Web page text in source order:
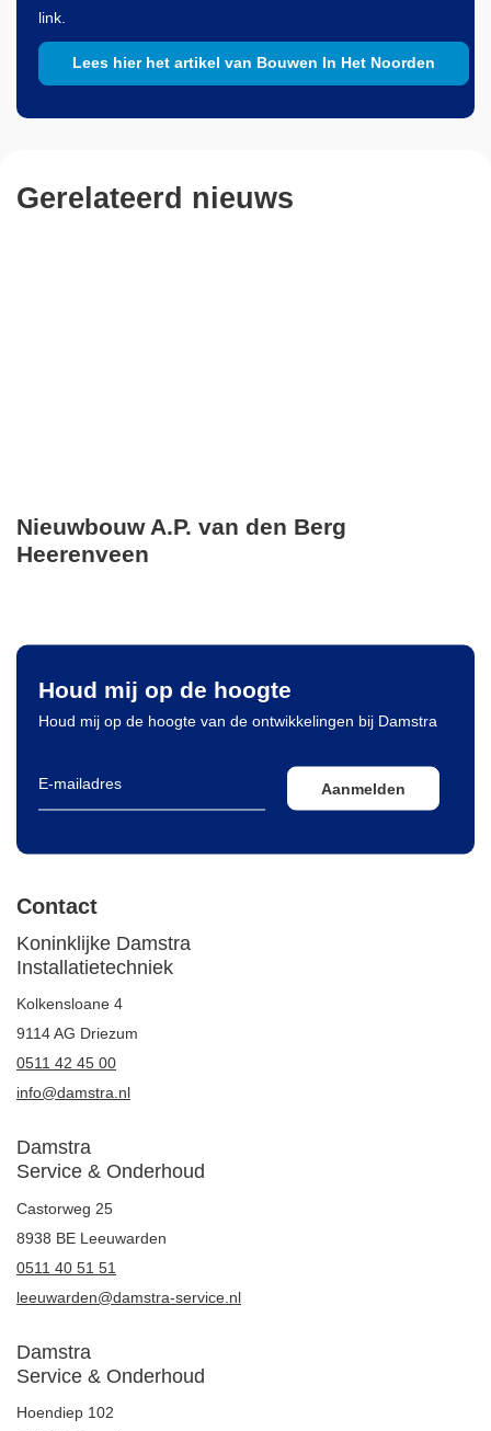
link.
Lees hier het artikel van Bouwen In Het Noorden
Gerelateerd nieuws
Nieuwbouw A.P. van den Berg
Heerenveen
Houd mij op de hoogte
Houd mij op de hoogte van de ontwikkelingen bij Damstra
Aanmelden
Contact
Koninklijke Damstra
Installatietechniek
Kolkensloane 4
9114 AG Driezum
0511 42 45 00
info@damstra.nl
Damstra
Service & Onderhoud
Castorweg 25
8938 BE Leeuwarden
0511 40 51 51
leeuwarden@damstra-service.nl
Damstra
Service & Onderhoud
Hoendiep 102